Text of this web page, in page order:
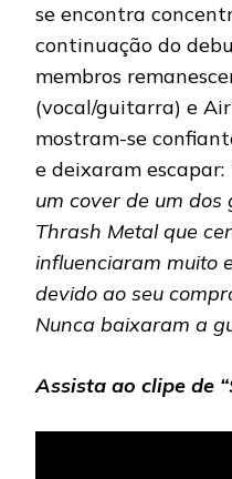
se encontra
continuação do
membros
(vocal/guitarra) e
mostram-se
e deixaram escapar:
um cover de um
Thrash Metal que
influenciaram muito
devido ao seu
Nunca baixaram a
Assista ao clipe de